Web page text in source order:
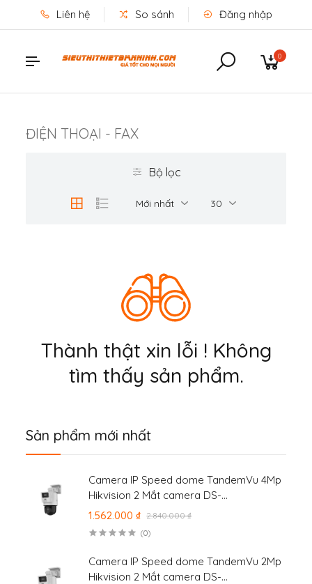
Liên hệ So sánh Đăng nhập
0
Sản phẩm mới nhất
Camera IP Speed dome TandemVu 4Mp
Hikvision 2 Mắt camera DS-
2SE2C400MWG-E/14
1.562.000 ₫ 2.840.000 ₫
(0)
Camera IP Speed dome TandemVu 2Mp
Hikvision 2 Mắt camera DS-
ĐIỆN THOẠI - FAX
Bộ lọc
Mới nhất 30
Thành thật xin lỗi ! Không
tìm thấy sản phẩm.